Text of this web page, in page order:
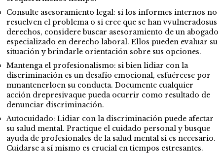
Consulte asesoramiento legal: si los informes internos no
resuelven el problema o si cree que se han vvulneradosus
derechos, considere buscar asesoramiento de un abogado
especializado en derecho laboral. Ellos pueden evaluar su
situación y brindarle orientación sobre sus opciones.
Mantenga el profesionalismo: si bien lidiar con la
discriminación es un desafío emocional, esfuércese por
mmantenerloen su conducta. Documente cualquier
acción drepresivaque pueda ocurrir como resultado de
denunciar discriminación.
Autocuidado: Lidiar con la discriminación puede afectar
su salud mental. Practique el cuidado personal y busque
ayuda de profesionales de la salud mental si es necesario.
Cuidarse a sí mismo es crucial en tiempos estresantes.